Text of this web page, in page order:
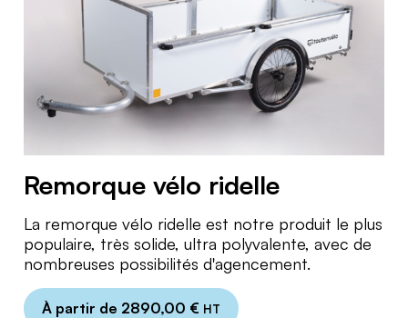
Remorque vélo ridelle
La remorque vélo ridelle est notre produit le plus
populaire, très solide, ultra polyvalente, avec de
nombreuses possibilités d'agencement.
À partir de 2890,00 € HT